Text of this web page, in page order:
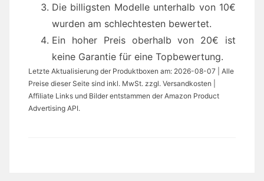
Die billigsten Modelle unterhalb von 10€
wurden am schlechtesten bewertet.
Ein hoher Preis oberhalb von 20€ ist
keine Garantie für eine Topbewertung.
Letzte Aktualisierung der Produktboxen am: 2026-08-07 | Alle
Preise dieser Seite sind inkl. MwSt. zzgl. Versandkosten |
Affiliate Links und Bilder entstammen der Amazon Product
Advertising API.